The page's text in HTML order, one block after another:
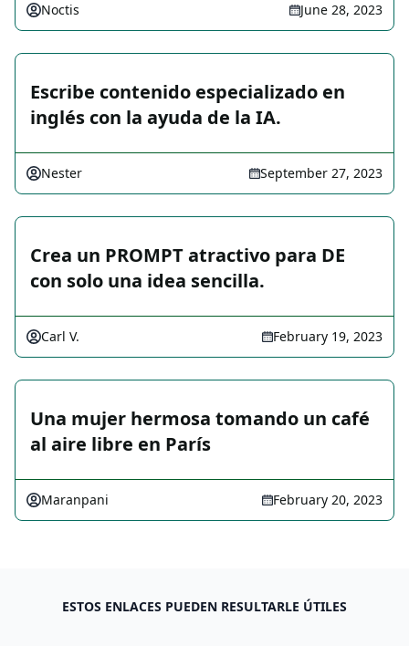
Noctis June 28, 2023
Escribe contenido especializado en
inglés con la ayuda de la IA.
Nester September 27, 2023
Crea un PROMPT atractivo para DE
con solo una idea sencilla.
Carl V. February 19, 2023
Una mujer hermosa tomando un café
al aire libre en París
Maranpani February 20, 2023
ESTOS ENLACES PUEDEN RESULTARLE ÚTILES